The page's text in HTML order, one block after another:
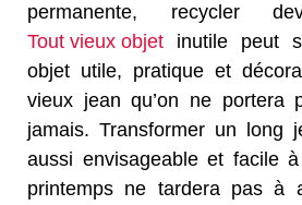
permanente, recycler
Tout vieux objet inutile peut
objet utile, pratique et
vieux jean qu’on ne portera
jamais. Transformer un long
aussi envisageable et facile
printemps ne tardera pas à